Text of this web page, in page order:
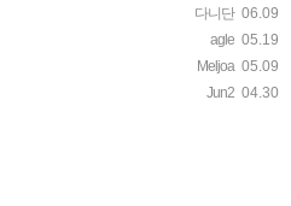
다니단 06.09
agle 05.19
Meljoa 05.09
Jun2 04.30